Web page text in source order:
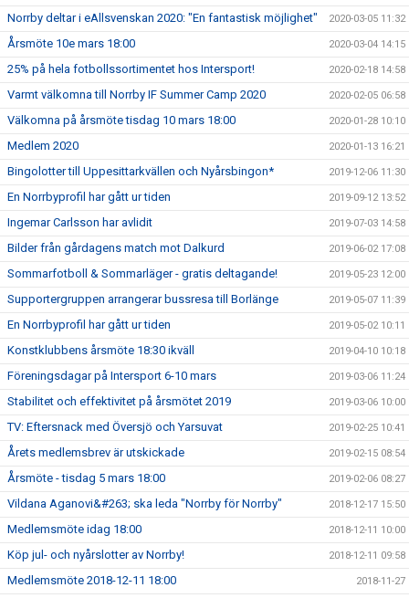
Norrby deltar i eAllsvenskan 2020: "En fantastisk möjlighet" 2020-03-05 11:32
Årsmöte 10e mars 18:00 2020-03-04 14:15
25% på hela fotbollssortimentet hos Intersport! 2020-02-18 14:58
Varmt välkomna till Norrby IF Summer Camp 2020 2020-02-05 06:58
Välkomna på årsmöte tisdag 10 mars 18:00 2020-01-28 10:10
Medlem 2020 2020-01-13 16:21
Bingolotter till Uppesittarkvällen och Nyårsbingon* 2019-12-06 11:30
En Norrbyprofil har gått ur tiden 2019-09-12 13:52
Ingemar Carlsson har avlidit 2019-07-03 14:58
Bilder från gårdagens match mot Dalkurd 2019-06-02 17:08
Sommarfotboll & Sommarläger - gratis deltagande! 2019-05-23 12:00
Supportergruppen arrangerar bussresa till Borlänge 2019-05-07 11:39
En Norrbyprofil har gått ur tiden 2019-05-02 10:11
Konstklubbens årsmöte 18:30 ikväll 2019-04-10 10:18
Föreningsdagar på Intersport 6-10 mars 2019-03-06 11:24
Stabilitet och effektivitet på årsmötet 2019 2019-03-06 10:00
TV: Eftersnack med Översjö och Yarsuvat 2019-02-25 10:41
Årets medlemsbrev är utskickade 2019-02-15 08:54
Årsmöte - tisdag 5 mars 18:00 2019-02-06 08:27
Vildana Aganovi&#263; ska leda "Norrby för Norrby" 2018-12-17 15:50
Medlemsmöte idag 18:00 2018-12-11 10:00
Köp jul- och nyårslotter av Norrby! 2018-12-11 09:58
Medlemsmöte 2018-12-11 18:00 2018-11-27